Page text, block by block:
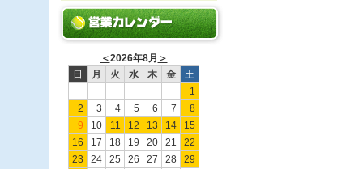
＜2026年8月 ＞
日
月 火 水 木 金
土
1
2
3 4 5 6 7
8
9
10 11 12 13 14
15
16
17 18 19 20 21
22
23
24 25 26 27 28
29